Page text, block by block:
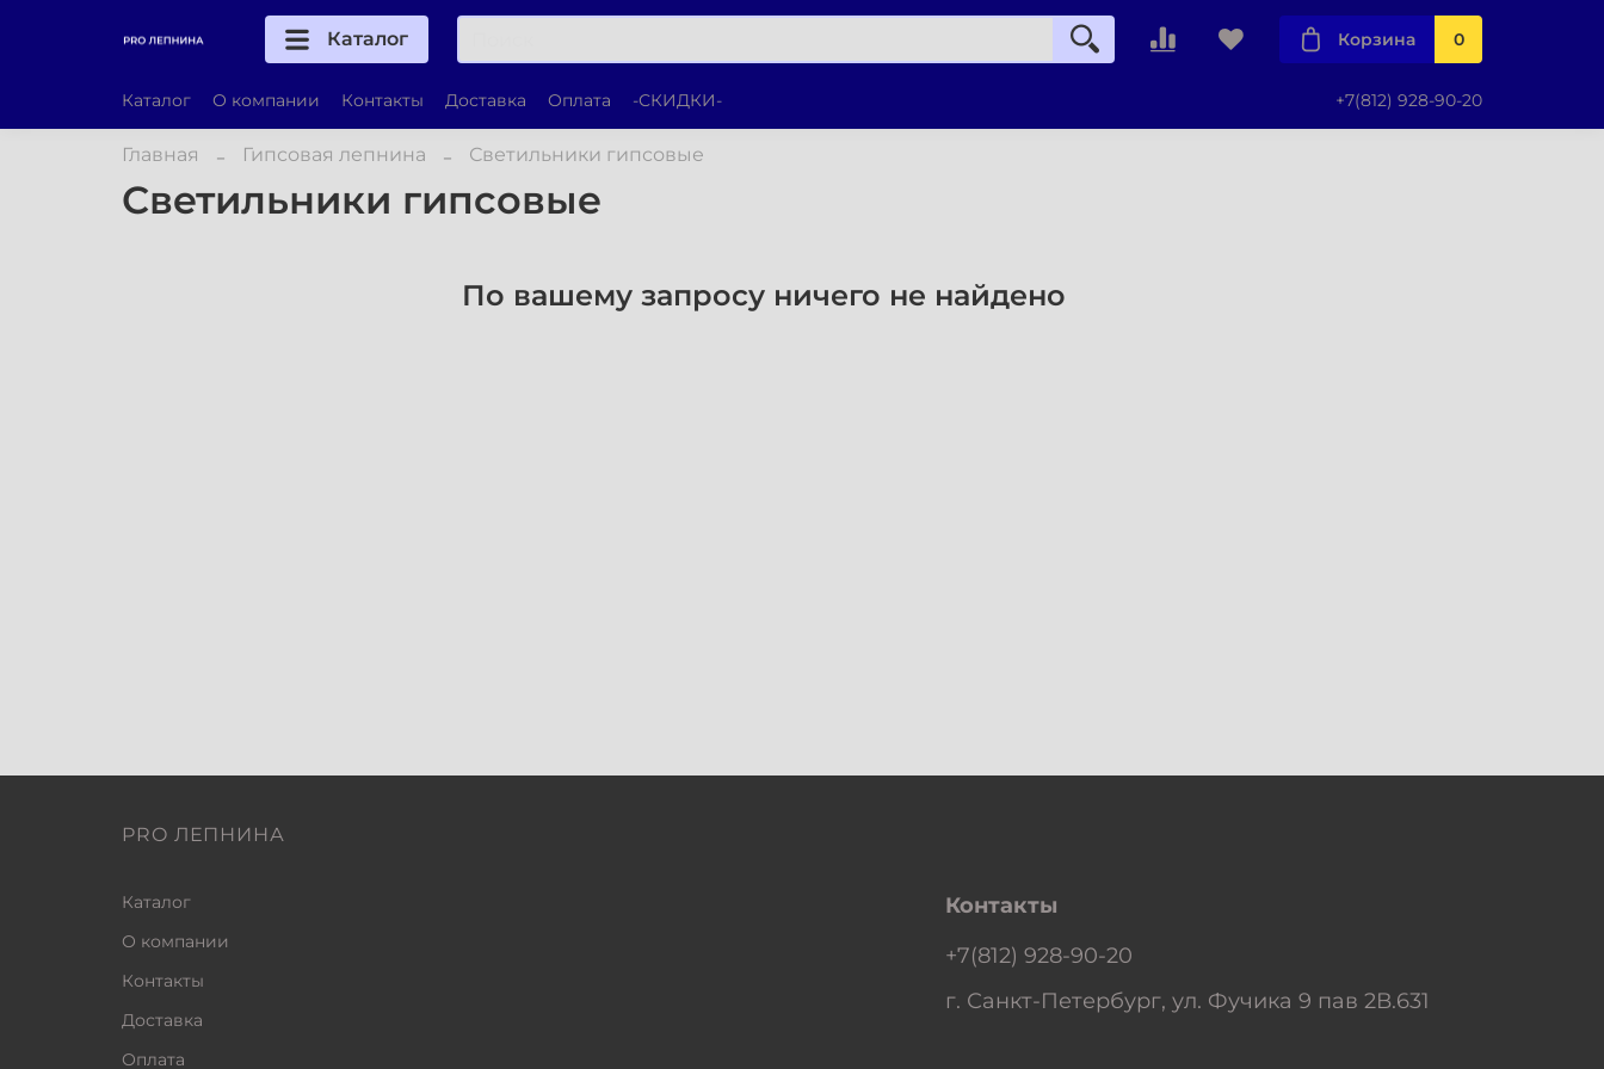
Каталог Корзина 0
Каталог О компании Контакты Доставка Оплата -СКИДКИ- +7(812) 928-90-20
Главная Гипсовая лепнина Светильники гипсовые
Светильники гипсовые
По вашему запросу ничего не найдено
PRO ЛЕПНИНА
Каталог
О компании
Контакты
Доставка
Оплата
Контакты
+7(812) 928-90-20
г. Санкт-Петербург, ул. Фучика 9 пав 2В.631